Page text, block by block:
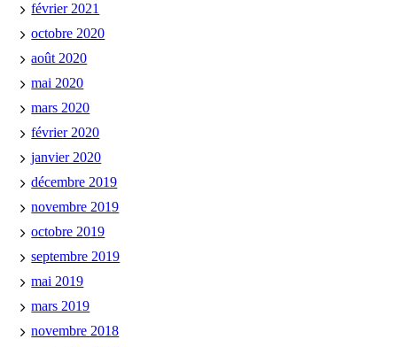
février 2021
octobre 2020
août 2020
mai 2020
mars 2020
février 2020
janvier 2020
décembre 2019
novembre 2019
octobre 2019
septembre 2019
mai 2019
mars 2019
novembre 2018